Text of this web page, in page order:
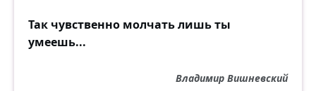
Так чувственно молчать лишь ты
умеешь...
Владимир Вишневский